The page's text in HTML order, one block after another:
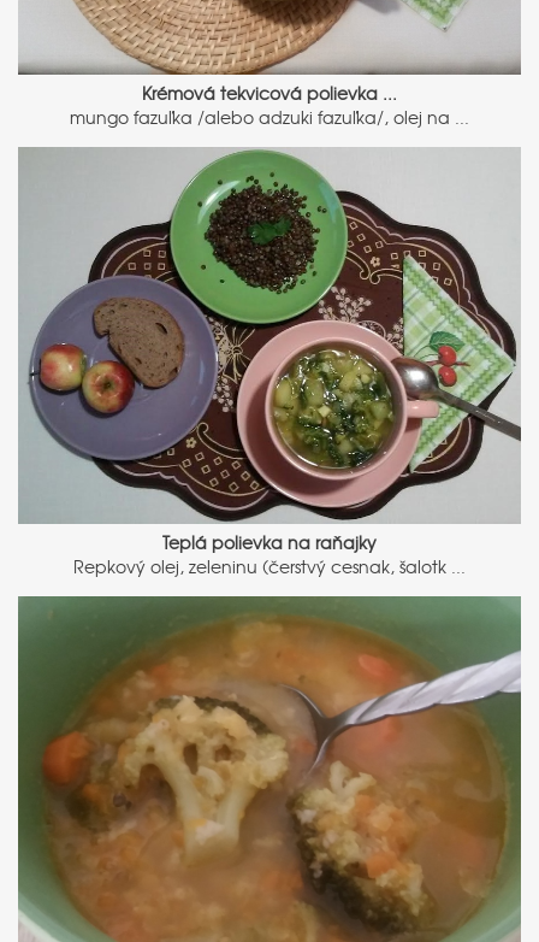
Krémová tekvicová polievka ...
mungo fazuľka /alebo adzuki fazuľka/, olej na ...
Teplá polievka na raňajky
Repkový olej, zeleninu (čerstvý cesnak, šalotk ...